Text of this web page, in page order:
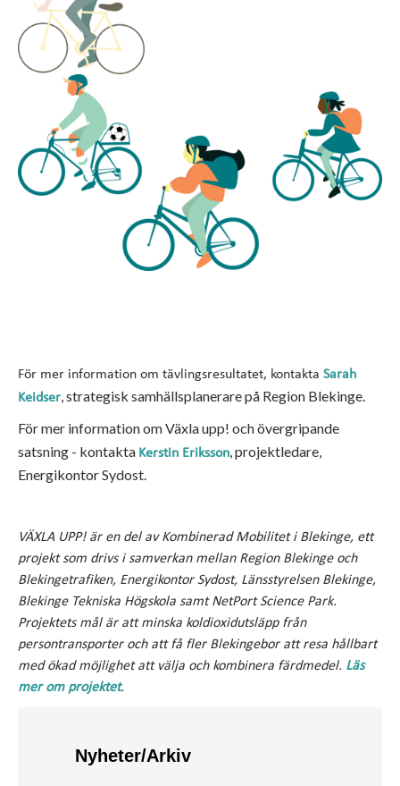
För mer information om tävlingsresultatet, kontakta Sarah
Keidser , strategisk samhällsplanerare på Region Blekinge.
För mer information om Växla upp! och övergripande
satsning - kontakta Kerstin Eriksson , projektledare,
Energikontor Sydost.
VÄXLA UPP! är en del av Kombinerad Mobilitet i Blekinge, ett
projekt som drivs i samverkan mellan Region Blekinge och
Blekingetrafiken, Energikontor Sydost, Länsstyrelsen Blekinge,
Blekinge Tekniska Högskola samt NetPort Science Park.
Projektets mål är att minska koldioxidutsläpp från
persontransporter och att få fler Blekingebor att resa hållbart
med ökad möjlighet att välja och kombinera färdmedel. Läs
mer om projektet.
Nyheter/Arkiv